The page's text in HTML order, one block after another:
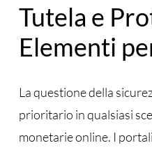
Tutela e
Elementi
La questione della
prioritario in qualsiasi
monetarie online. I